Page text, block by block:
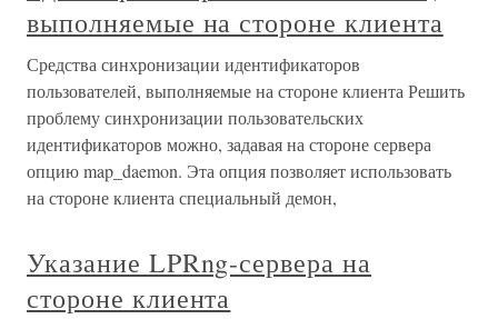
выполняемые на стороне клиента
Средства синхронизации идентификаторов
пользователей, выполняемые на стороне клиента Решить
проблему синхронизации пользовательских
идентификаторов можно, задавая на стороне сервера
опцию map_daemon. Эта опция позволяет использовать
на стороне клиента специальный демон,
Указание LPRng-сервера на
стороне клиента